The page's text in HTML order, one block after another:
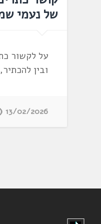
של נעמי
על לקשור
ובין
13/02/2026